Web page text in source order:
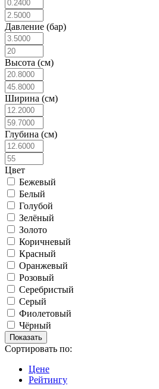
Давление (бар)
Высота (см)
Ширина (см)
Глубина (см)
Цвет
Бежевый
Белый
Голубой
Зелёный
Золото
Коричневый
Красный
Оранжевый
Розовый
Серебристый
Серый
Фиолетовый
Чёрный
Сортировать по:
Цене
Рейтингу